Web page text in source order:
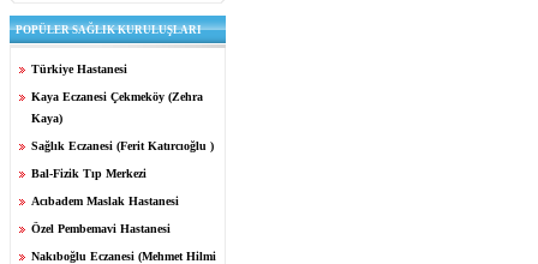
POPÜLER SAĞLIK KURULUŞLARI
Türkiye Hastanesi
Kaya Eczanesi Çekmeköy (Zehra
Kaya)
Sağlık Eczanesi (Ferit Katırcıoğlu )
Bal-Fizik Tıp Merkezi
Acıbadem Maslak Hastanesi
Özel Pembemavi Hastanesi
Nakıboğlu Eczanesi (Mehmet Hilmi